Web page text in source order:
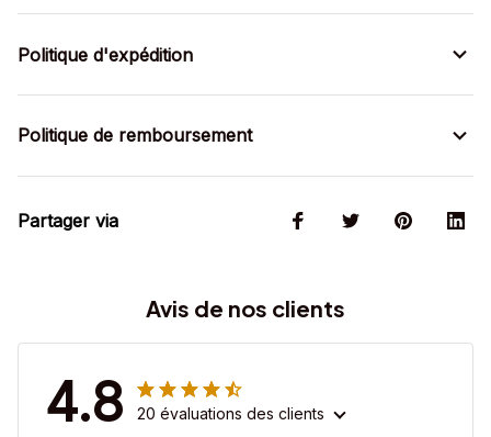
Politique d'expédition
Politique de remboursement
Partager via
Avis de nos clients
4.8 20 évaluations des clients